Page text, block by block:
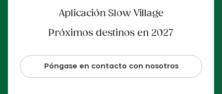
Aplicación Slow Village
Próximos destinos en 2027
Póngase en contacto con nosotros